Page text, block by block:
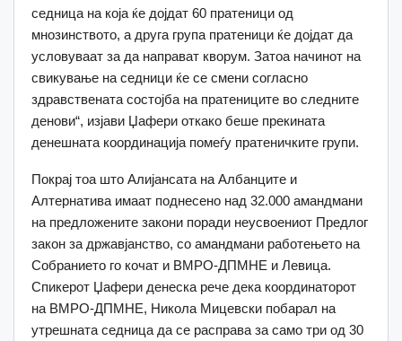
седница на која ќе дојдат 60 пратеници од
мнозинството, а друга група пратеници ќе дојдат да
условуваат за да направат кворум. Затоа начинот на
свикување на седници ќе се смени согласно
здравствената состојба на пратениците во следните
денови“, изјави Џафери откако беше прекината
денешната координација помеѓу пратеничките групи.
Покрај тоа што Алијансата на Албанците и
Алтернатива имаат поднесено над 32.000 амандмани
на предложените закони поради неусвоениот Предлог
закон за државјанство, со амандмани работењето на
Собранието го кочат и ВМРО-ДПМНЕ и Левица.
Спикерот Џафери денеска рече дека координаторот
на ВМРО-ДПМНЕ, Никола Мицевски побарал на
утрешната седница да се расправа за само три од 30